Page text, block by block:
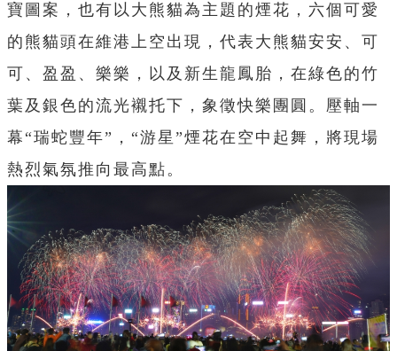
寶圖案，也有以大熊貓為主題的煙花，六個可愛
的熊貓頭在維港上空出現，代表大熊貓安安、可
可、盈盈、樂樂，以及新生龍鳳胎，在綠色的竹
葉及銀色的流光襯托下，象徵快樂團圓。壓軸一
幕“瑞蛇豐年”，“游星”煙花在空中起舞，將現場
熱烈氣氛推向最高點。